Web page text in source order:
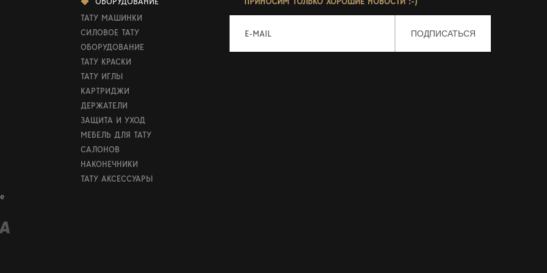
ТАТУ МАШИНКИ
СИЛОВОЕ ТАТУ
ОБОРУДОВАНИЕ
ТАТУ КРАСКИ
ТАТУ ИГЛЫ
КАРТРИДЖИ
ДЕРЖАТЕЛИ
ЗАЩИТА И УХОД
МЕБЕЛЬ ДЛЯ ТАТУ
САЛОНОВ
НАКОНЕЧНИКИ
ТАТУ АКСЕССУАРЫ
E-MAIL